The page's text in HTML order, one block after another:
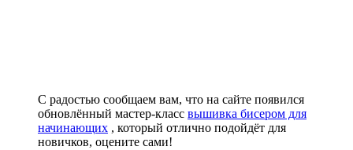
С радостью сообщаем вам, что на сайте появился
обновлённый мастер-класс вышивка бисером для
начинающих , который отлично подойдёт для
новичков, оцените сами!